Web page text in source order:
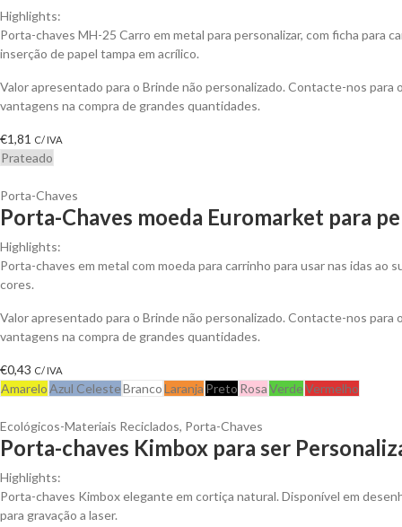
Highlights:
Porta-chaves MH-25 Carro em metal para personalizar, com ficha para
inserção de papel tampa em acrílico.
Valor apresentado para o Brinde não personalizado. Contacte-nos para
vantagens na compra de grandes quantidades.
€1,81 C/ IVA
Prateado
Porta-Chaves
Porta-Chaves moeda Euromarket para
Highlights:
Porta-chaves em metal com moeda para carrinho para usar nas idas ao
cores.
Valor apresentado para o Brinde não personalizado. Contacte-nos para
vantagens na compra de grandes quantidades.
€0,43 C/ IVA
AmareloAzul CelesteBrancoLaranja Preto RosaVerdeVermelho
Ecológicos-Materiais Reciclados, Porta-Chaves
Porta-chaves Kimbox para ser
Highlights:
Porta-chaves Kimbox elegante em cortiça natural. Disponível em
para gravação a laser.